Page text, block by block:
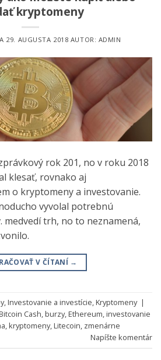
kryptomeny
29. AUGUSTA 2018 AUTOR: ADMIN
rok 201, no v roku 2018
klesať, rovnako aj
o kryptomeny a investovanie.
vyvolal potrebnú
medvedí trh, no to neznamená,
V ČÍTANÍ →
,Investovanie a investície,Kryptomeny |
Cash,burzy,Ethereum,investovanie
,kryptomeny,Litecoin, zmenárne
Napíšte komentár